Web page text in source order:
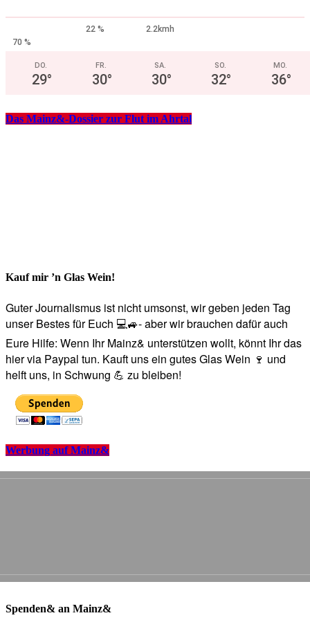
22 %
2.2kmh
70 %
DO.
29°
FR.
30°
SA.
30°
SO.
32°
MO.
36°
Das Mainz&-Dossier zur Flut im Ahrtal
Kauf mir ’n Glas Wein!
Guter Journalismus ist nicht umsonst, wir geben jeden Tag
unser Bestes für Euch 💻🚙- aber wir brauchen dafür auch
Eure Hilfe: Wenn Ihr Mainz& unterstützen wollt, könnt Ihr das
hier via Paypal tun. Kauft uns ein gutes Glas Wein 🍷 und
helft uns, in Schwung 💪 zu bleiben!
Werbung auf Mainz&
Spenden& an Mainz&